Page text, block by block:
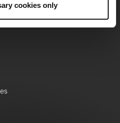
cookies only